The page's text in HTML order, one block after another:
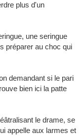
plus d'un
une seringue
préparer au choc qui
demandant si le pari
bien ici la patte
le drame, se
appelle aux larmes et